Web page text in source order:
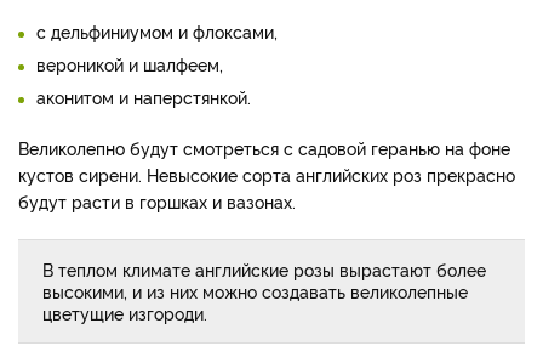
с дельфиниумом и флоксами,
вероникой и шалфеем,
аконитом и наперстянкой.
Великолепно будут смотреться с садовой геранью на фоне
кустов сирени. Невысокие сорта английских роз прекрасно
будут расти в горшках и вазонах.
В теплом климате английские розы вырастают более
высокими, и из них можно создавать великолепные
цветущие изгороди.